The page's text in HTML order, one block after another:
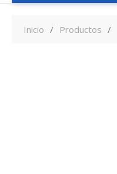
Inicio Productos